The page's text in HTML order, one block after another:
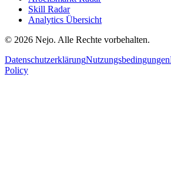
Skill Radar
Analytics Übersicht
© 2026 Nejo. Alle Rechte vorbehalten.
DatenschutzerklärungNutzungsbedingungen
Policy